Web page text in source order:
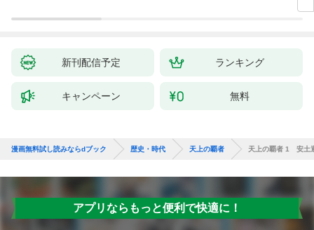
新刊配信予定 ランキング
キャンペーン 無料
漫画無料試し読みならdブック 歴史・時代 天上の覇者 天上の覇者 1 安土
アプリならもっと便利で快適に！